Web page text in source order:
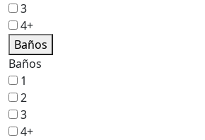
3
4+
Baños
Baños
1
2
3
4+